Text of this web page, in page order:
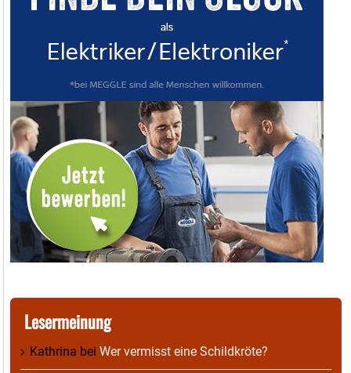
Lesermeinung
Kathrina bei Wer vermisst eine Schildkröte?